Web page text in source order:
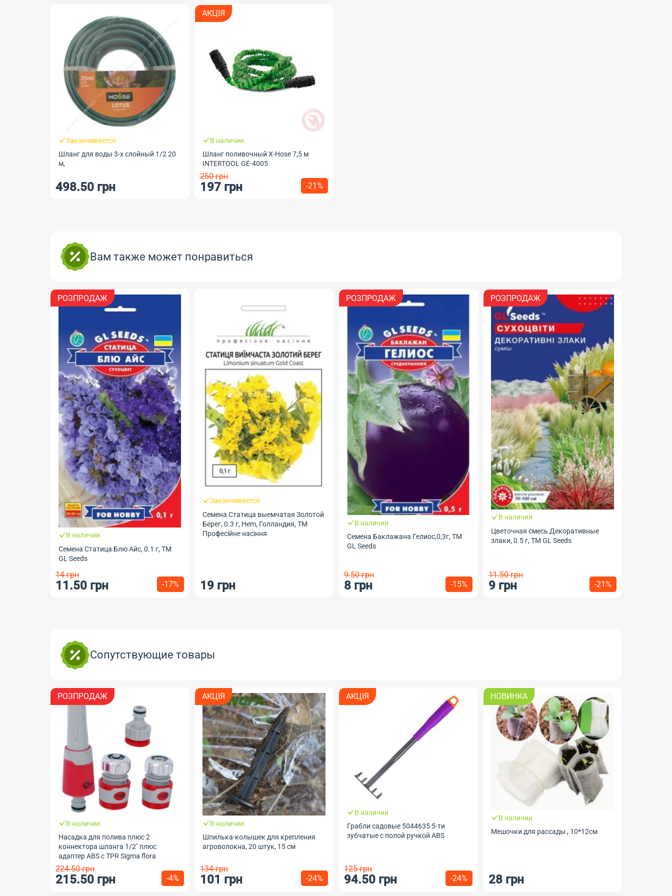
Заканчивается
Шланг для воды 3-х слойный 1/2 20
м,
498.50 грн
АКЦІЯ
В наличии
Шланг поливочный X-Hose 7,5 м
INTERTOOL GE-4005
250 грн
197 грн -21%
Вам также может понравиться
РОЗПРОДАЖ
В наличии
Семена Статица Блю Айс, 0.1 г, ТМ
GL Seeds
14 грн
11.50 грн -17%
Заканчивается
Семена Статица выемчатая Золотой
Берег, 0.3 г, Hem, Голландия, ТМ
Професійне насіння
19 грн
РОЗПРОДАЖ
В наличии
Семена Баклажана Гелиос,0,3г, ТМ
GL Seeds
9.50 грн
8 грн -15%
РОЗПРОДАЖ
В наличии
Цветочная смесь Декоративные
злаки, 0.5 г, ТМ GL Seeds
11.50 грн
9 грн -21%
Сопутствующие товары
РОЗПРОДАЖ
В наличии
Насадка для полива плюс 2
коннектора шланга 1/2" плюс
адаптер ABS с TPR Sigma flora
224.50 грн
215.50 грн -4%
АКЦІЯ
В наличии
Шпилька-колышек для крепления
агроволокна, 20 штук, 15 см
134 грн
101 грн -24%
АКЦІЯ
В наличии
Грабли садовые 5044635 5-ти
зубчатые с полой ручкой ABS
125 грн
94.50 грн -24%
НОВИНКА
В наличии
Мешочки для рассады , 10*12см
28 грн